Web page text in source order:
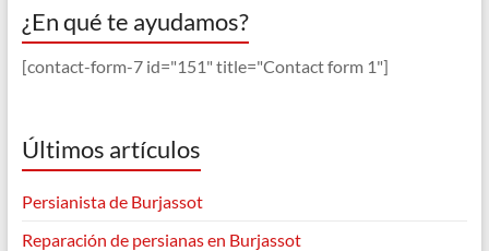
¿En qué te ayudamos?
[contact-form-7 id="151" title="Contact form 1"]
Últimos artículos
Persianista de Burjassot
Reparación de persianas en Burjassot